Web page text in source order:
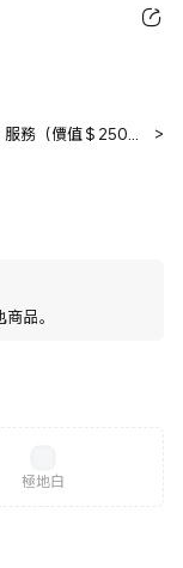
贈 LiTV 電視頻道餐 一個月(30天) 服務（價值＄250元） + 贈Youtube Premium 免費試用2個月（價值NT$398)
>
品。
極地白